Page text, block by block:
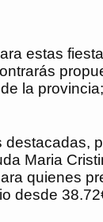
estas
la
Maria
quienes
desde